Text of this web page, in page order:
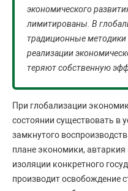
экономического
лимитированы. В
традиционные методики
реализации
теряют собственную
При глобализации
состоянии существовать в
замкнутого
плане экономики,
изоляции конкретного
производит освобождение